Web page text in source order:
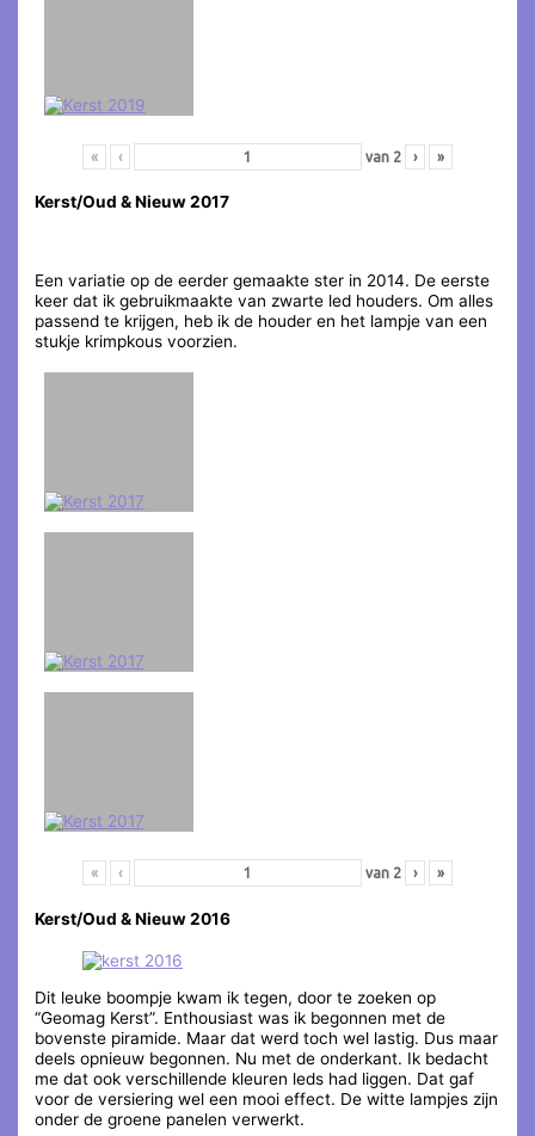
« ‹ van 2 › »
Kerst/Oud & Nieuw 2017
Een variatie op de eerder gemaakte ster in 2014. De eerste
keer dat ik gebruikmaakte van zwarte led houders. Om alles
passend te krijgen, heb ik de houder en het lampje van een
stukje krimpkous voorzien.
« ‹ van 2 › »
Kerst/Oud & Nieuw 2016
Dit leuke boompje kwam ik tegen, door te zoeken op
“Geomag Kerst”. Enthousiast was ik begonnen met de
bovenste piramide. Maar dat werd toch wel lastig. Dus maar
deels opnieuw begonnen. Nu met de onderkant. Ik bedacht
me dat ook verschillende kleuren leds had liggen. Dat gaf
voor de versiering wel een mooi effect. De witte lampjes zijn
onder de groene panelen verwerkt.